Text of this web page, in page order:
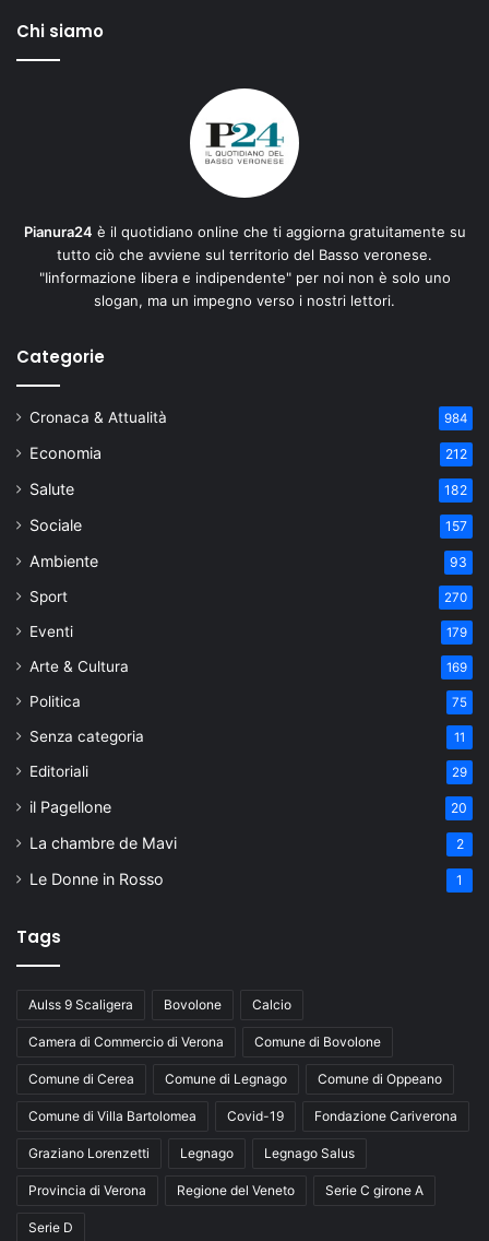
Chi siamo
Pianura24 è il quotidiano online che ti aggiorna gratuitamente su
tutto ciò che avviene sul territorio del Basso veronese.
"Iinformazione libera e indipendente" per noi non è solo uno
slogan, ma un impegno verso i nostri lettori.
Categorie
Cronaca & Attualità 984
Economia 212
Salute 182
Sociale 157
Ambiente 93
Sport 270
Eventi 179
Arte & Cultura 169
Politica 75
Senza categoria 11
Editoriali 29
il Pagellone 20
La chambre de Mavi 2
Le Donne in Rosso 1
Tags
Aulss 9 Scaligera Bovolone Calcio
Camera di Commercio di Verona Comune di Bovolone
Comune di Cerea Comune di Legnago Comune di Oppeano
Comune di Villa Bartolomea Covid-19 Fondazione Cariverona
Graziano Lorenzetti Legnago Legnago Salus
Provincia di Verona Regione del Veneto Serie C girone A
Serie D